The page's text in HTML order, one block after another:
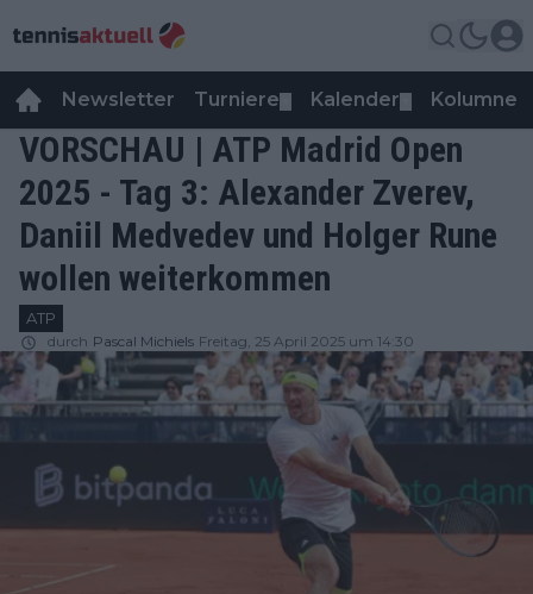
Newsletter Turniere Kalender Kolumnen
VORSCHAU | ATP Madrid Open
2025 - Tag 3: Alexander Zverev,
Daniil Medvedev und Holger Rune
wollen weiterkommen
ATP
durch Pascal Michiels Freitag, 25 April 2025 um 14:30